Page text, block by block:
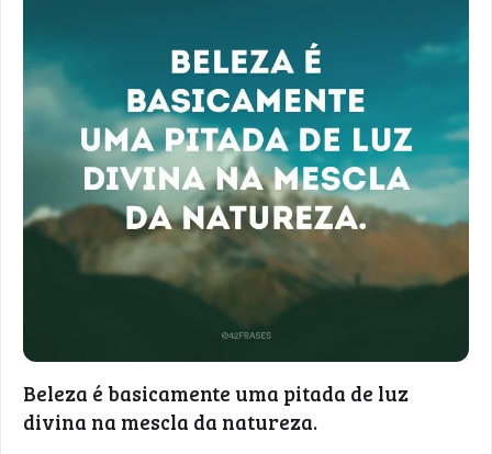
Beleza é basicamente uma pitada de luz
divina na mescla da natureza.